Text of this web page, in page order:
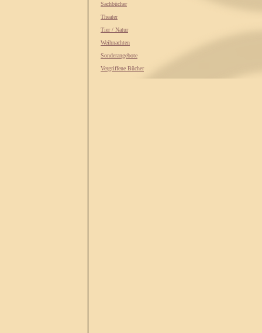
Sachbücher
Theater
Tier / Natur
Weihnachten
Sonderangebote
Vergriffene Bücher